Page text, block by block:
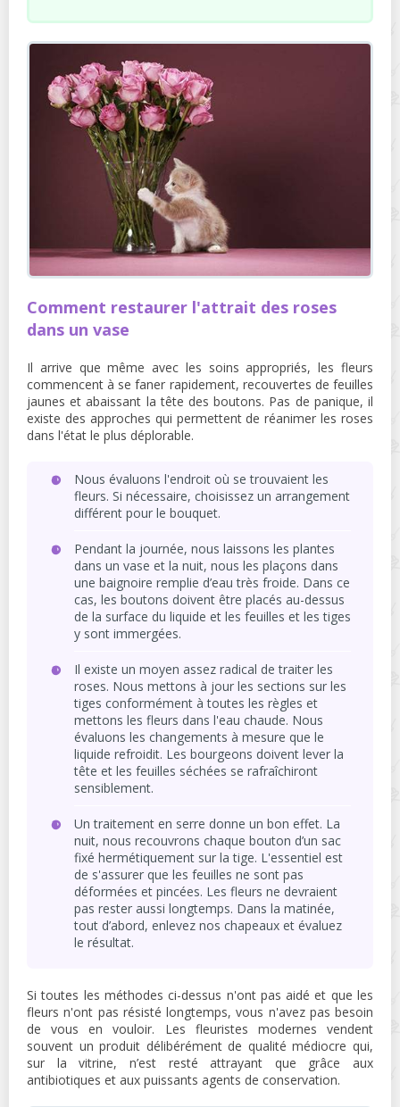
Comment restaurer l'attrait des roses
dans un vase
Il arrive que même avec les soins appropriés, les fleurs
commencent à se faner rapidement, recouvertes de feuilles
jaunes et abaissant la tête des boutons. Pas de panique, il
existe des approches qui permettent de réanimer les roses
dans l'état le plus déplorable.
Nous évaluons l'endroit où se trouvaient les
fleurs. Si nécessaire, choisissez un arrangement
différent pour le bouquet.
Pendant la journée, nous laissons les plantes
dans un vase et la nuit, nous les plaçons dans
une baignoire remplie d’eau très froide. Dans ce
cas, les boutons doivent être placés au-dessus
de la surface du liquide et les feuilles et les tiges
y sont immergées.
Il existe un moyen assez radical de traiter les
roses. Nous mettons à jour les sections sur les
tiges conformément à toutes les règles et
mettons les fleurs dans l'eau chaude. Nous
évaluons les changements à mesure que le
liquide refroidit. Les bourgeons doivent lever la
tête et les feuilles séchées se rafraîchiront
sensiblement.
Un traitement en serre donne un bon effet. La
nuit, nous recouvrons chaque bouton d’un sac
fixé hermétiquement sur la tige. L'essentiel est
de s'assurer que les feuilles ne sont pas
déformées et pincées. Les fleurs ne devraient
pas rester aussi longtemps. Dans la matinée,
tout d’abord, enlevez nos chapeaux et évaluez
le résultat.
Si toutes les méthodes ci-dessus n'ont pas aidé et que les
fleurs n'ont pas résisté longtemps, vous n'avez pas besoin
de vous en vouloir. Les fleuristes modernes vendent
souvent un produit délibérément de qualité médiocre qui,
sur la vitrine, n’est resté attrayant que grâce aux
antibiotiques et aux puissants agents de conservation.